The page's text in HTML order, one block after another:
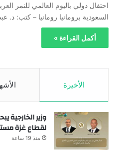
احتفال دولي باليوم العالمي للنمر
السعودية برومانيا رومانيا – كتب:
أكمل القراءة »
الأخيرة
وزير الخارجية
لقطاع غزة
منذ 19 ساعة